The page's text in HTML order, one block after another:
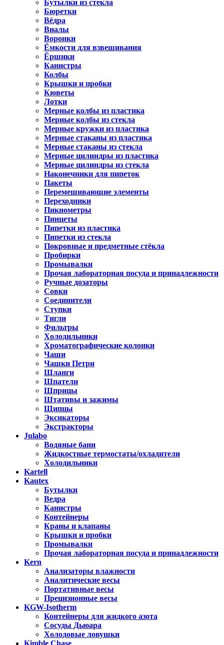
Бутылки из стекла
Бюретки
Вёдра
Виалы
Воронки
Ёмкости для взвешивания
Ёршики
Канистры
Колбы
Крышки и пробки
Кюветы
Лотки
Мерные колбы из пластика
Мерные колбы из стекла
Мерные кружки из пластика
Мерные стаканы из пластика
Мерные стаканы из стекла
Мерные цилиндры из пластика
Мерные цилиндры из стекла
Наконечники для пипеток
Пакеты
Перемешивающие элементы
Переходники
Пикнометры
Пинцеты
Пипетки из пластика
Пипетки из стекла
Покровные и предметные стёкла
Пробирки
Промывалки
Прочая лабораторная посуда и принадлежности
Ручные дозаторы
Совки
Соединители
Ступки
Тигли
Фильтры
Холодильники
Хроматографические колонки
Чаши
Чашки Петри
Шланги
Шпатели
Шприцы
Штативы и зажимы
Щипцы
Эксикаторы
Экстракторы
Julabo
Водяные бани
Жидкостные термостаты/охладители
Холодильники
Kartell
Kautex
Бутылки
Ведра
Канистры
Контейнеры
Краны и клапаны
Крышки и пробки
Промывалки
Прочая лабораторная посуда и принадлежности
Kern
Анализаторы влажности
Аналитические весы
Портативные весы
Прецизионные весы
KGW-Isotherm
Контейнеры для жидкого азота
Сосуды Дьюара
Холодовые ловушки
Kimble Chase